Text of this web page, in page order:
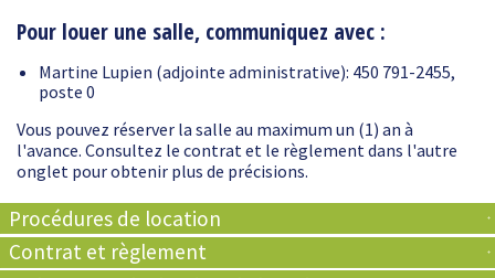
Pour louer une salle, communiquez avec :
Martine Lupien (adjointe administrative): 450 791-2455,
poste 0
Vous pouvez réserver la salle au maximum un (1) an à
l'avance. Consultez le contrat et le règlement dans l'autre
onglet pour obtenir plus de précisions.
Procédures de location
Contrat et règlement